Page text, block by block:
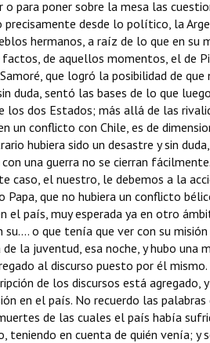
o para poner sobre la mesa las
desde lo político, la
hermanos, a raíz de lo que en
de aquellos momentos, el de
que logró la posibilidad de
duda, sentó las bases de lo que
dos Estados; más allá de las
un conflicto con Chile, es de
hubiera sido un desastre y sin
una guerra no se cierran
caso, el nuestro, le debemos a la
que no hubiera un conflicto
el país, muy esperada ya en otro
su.... o que tenía que ver con su
la juventud, esa noche, y hubo una
al discurso puesto por él
de los discursos está agregado,
en el país. No recuerdo las
de las cuales el país había
teniendo en cuenta de quién venía; y